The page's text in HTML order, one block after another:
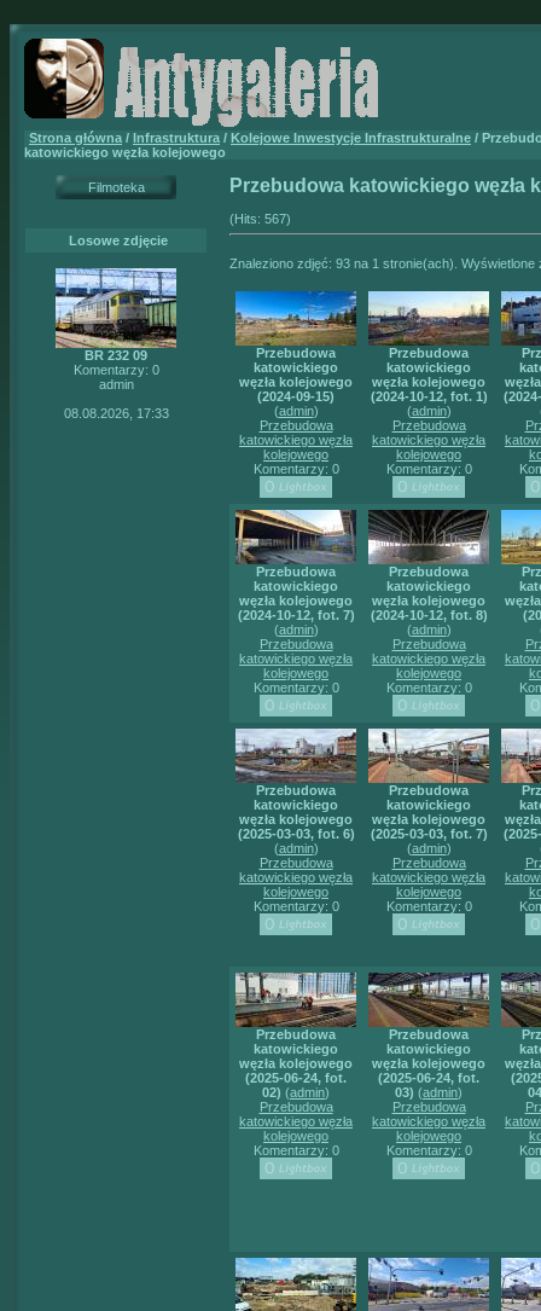
Strona główna / Infrastruktura / Kolejowe Inwestycje Infrastrukturalne /
katowickiego węzła kolejowego
Filmoteka
Losowe zdjęcie
BR 232 09
Komentarzy: 0
admin
08.08.2026, 17:33
Przebudowa katowickiego węzła
(Hits: 567)
Znaleziono zdjęć: 93 na 1 stronie(ach). Wyświetlone
Przebudowa
katowickiego
węzła kolejowego
(2024-09-15)
(admin)
Przebudowa
katowickiego węzła
kolejowego
Komentarzy: 0
Przebudowa
katowickiego
węzła kolejowego
(2024-10-12, fot. 1)
(admin)
Przebudowa
katowickiego węzła
kolejowego
Komentarzy: 0
Przebudowa
katowickiego
węzła kolejowego
(2024-10-12, fot. 7)
(admin)
Przebudowa
katowickiego węzła
kolejowego
Komentarzy: 0
Przebudowa
katowickiego
węzła kolejowego
(2024-10-12, fot. 8)
(admin)
Przebudowa
katowickiego węzła
kolejowego
Komentarzy: 0
Przebudowa
katowickiego
węzła kolejowego
(2025-03-03, fot. 6)
(admin)
Przebudowa
katowickiego węzła
kolejowego
Komentarzy: 0
Przebudowa
katowickiego
węzła kolejowego
(2025-03-03, fot. 7)
(admin)
Przebudowa
katowickiego węzła
kolejowego
Komentarzy: 0
Przebudowa
katowickiego
węzła kolejowego
(2025-06-24, fot.
02) (admin)
Przebudowa
katowickiego węzła
kolejowego
Komentarzy: 0
Przebudowa
katowickiego
węzła kolejowego
(2025-06-24, fot.
03) (admin)
Przebudowa
katowickiego węzła
kolejowego
Komentarzy: 0